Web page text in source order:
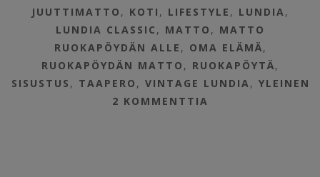
JUUTTIMATTO , KOTI , LIFESTYLE , LUNDIA,
LUNDIA CLASSIC , MATTO , MATTO
RUOKAPÖYDÄN ALLE , OMA ELÄMÄ,
RUOKAPÖYDÄN MATTO , RUOKAPÖYTÄ,
SISUSTUS , TAAPERO , VINTAGE LUNDIA, YLEINEN
2 KOMMENTTIA